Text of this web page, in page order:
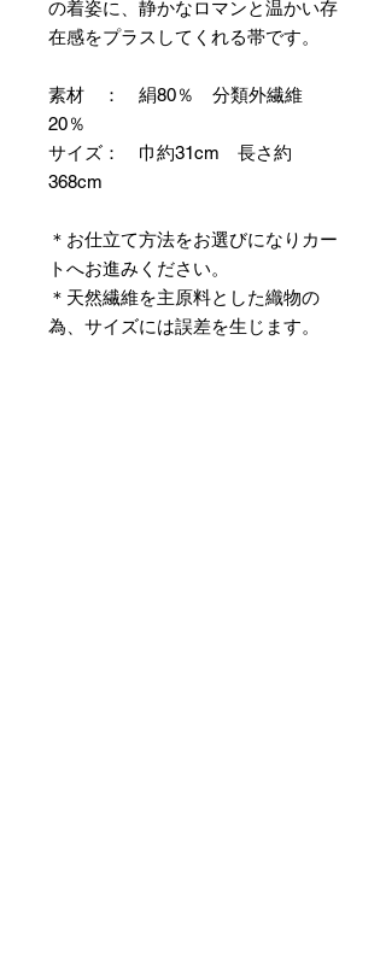
の着姿に、静かなロマンと温かい存
在感をプラスしてくれる帯です。
素材 ： 絹80％ 分類外繊維
20％
サイズ： 巾約31cm 長さ約
368cm
＊お仕立て方法をお選びになりカー
トへお進みください。
＊天然繊維を主原料とした織物の
為、サイズには誤差を生じます。